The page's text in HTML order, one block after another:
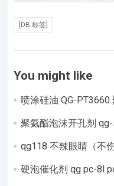
[DB:标签]
You might like
喷涂硅油 QG-PT3660
聚氨酯泡沫开孔剂
qg118 不辣眼睛（不
硬泡催化剂 qg pc-8l